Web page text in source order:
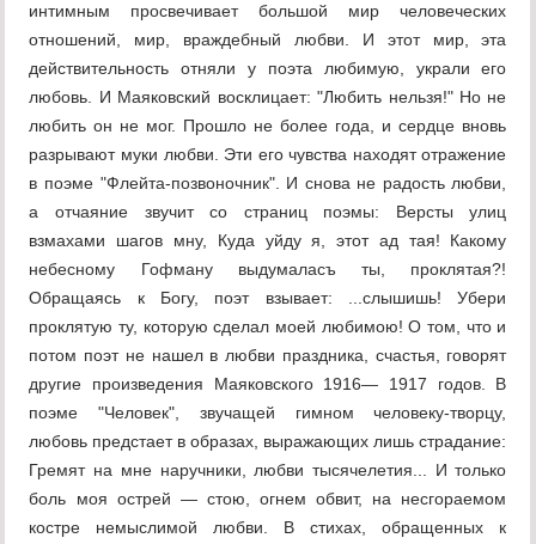
интимным просвечивает большой мир человеческих
отношений, мир, враждебный любви. И этот мир, эта
действительность отняли у поэта любимую, украли его
любовь. И Маяковский восклицает: "Любить нельзя!" Но не
любить он не мог. Прошло не более года, и сердце вновь
разрывают муки любви. Эти его чувства находят отражение
в поэме "Флейта-позвоночник". И снова не радость любви,
а отчаяние звучит со страниц поэмы: Версты улиц
взмахами шагов мну, Куда уйду я, этот ад тая! Какому
небесному Гофману выдумаласъ ты, проклятая?!
Обращаясь к Богу, поэт взывает: ...слышишь! Убери
проклятую ту, которую сделал моей любимою! О том, что и
потом поэт не нашел в любви праздника, счастья, говорят
другие произведения Маяковского 1916— 1917 годов. В
поэме "Человек", звучащей гимном человеку-творцу,
любовь предстает в образах, выражающих лишь страдание:
Гремят на мне наручники, любви тысячелетия... И только
боль моя острей — стою, огнем обвит, на несгораемом
костре немыслимой любви. В стихах, обращенных к